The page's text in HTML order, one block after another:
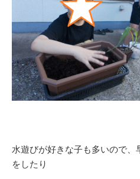
水遊びが好きな子も多いので
をしたり